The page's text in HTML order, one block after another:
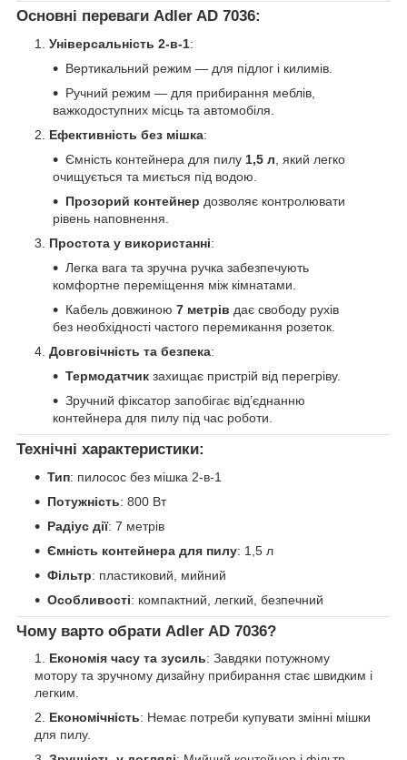
Основні переваги Adler AD 7036:
Універсальність 2-в-1:
Вертикальний режим — для підлог і килимів.
Ручний режим — для прибирання меблів,
важкодоступних місць та автомобіля.
Ефективність без мішка:
Ємність контейнера для пилу 1,5 л , який легко
очищується та миється під водою.
Прозорий контейнер дозволяє контролювати
рівень наповнення.
Простота у використанні:
Легка вага та зручна ручка забезпечують
комфортне переміщення між кімнатами.
Кабель довжиною 7 метрів дає свободу рухів
без необхідності частого перемикання розеток.
Довговічність та безпека:
Термодатчик захищає пристрій від перегріву.
Зручний фіксатор запобігає від’єднанню
контейнера для пилу під час роботи.
Технічні характеристики:
Тип: пилосос без мішка 2-в-1
Потужність: 800 Вт
Радіус дії: 7 метрів
Ємність контейнера для пилу: 1,5 л
Фільтр: пластиковий, мийний
Особливості: компактний, легкий, безпечний
Чому варто обрати Adler AD 7036?
Економія часу та зусиль: Завдяки потужному
мотору та зручному дизайну прибирання стає швидким і
легким.
Економічність: Немає потреби купувати змінні мішки
для пилу.